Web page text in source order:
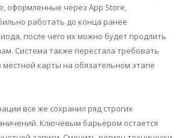
оформленные через App Store,
работать до конца ранее
после чего их можно будет продлить
Система также перестала требовать
карты на обязательном этапе
все же сохранил ряд строгих
Ключевым барьером остается